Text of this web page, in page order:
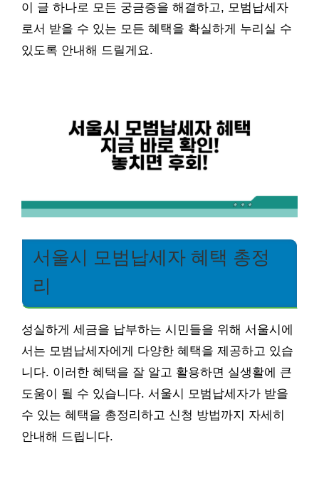
이 글 하나로 모든 궁금증을 해결하고, 모범납세자
로서 받을 수 있는 모든 혜택을 확실하게 누리실 수
있도록 안내해 드릴게요.
서울시 모범납세자 혜택 총정
리
성실하게 세금을 납부하는 시민들을 위해 서울시에
서는 모범납세자에게 다양한 혜택을 제공하고 있습
니다. 이러한 혜택을 잘 알고 활용하면 실생활에 큰
도움이 될 수 있습니다. 서울시 모범납세자가 받을
수 있는 혜택을 총정리하고 신청 방법까지 자세히
안내해 드립니다.